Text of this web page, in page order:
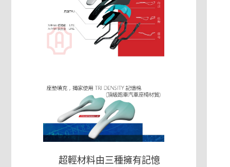
超輕材料由三種擁有記憶